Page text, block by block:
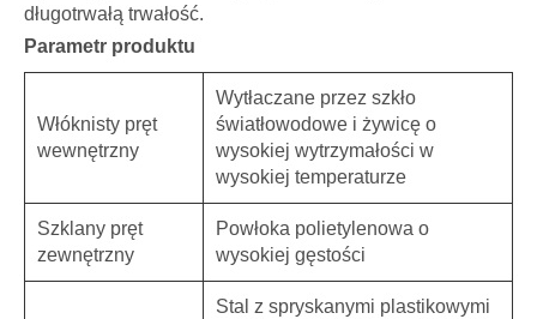
długotrwałą trwałość.
Parametr produktu
Włóknisty pręt
wewnętrzny
Wytłaczane przez szkło
światłowodowe i żywicę o
wysokiej wytrzymałości w
wysokiej temperaturze
Szklany pręt
zewnętrzny
Powłoka polietylenowa o
wysokiej gęstości
Stal z spryskanymi plastikowymi